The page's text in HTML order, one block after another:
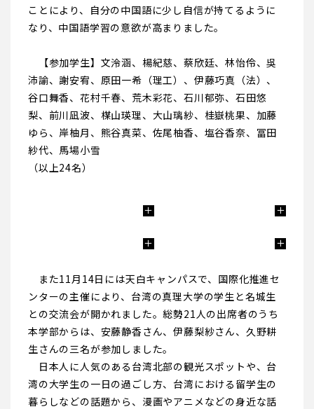
ことにより、自分の中国語に少し自信が持てるように
なり、中国語学習の意欲が高まりました。
【参加学生】文泠涵、楊紀慈、蔡欣廷、林怡伶、吳
沛諭、謝安宥、原田一希（理工）、伊藤巧真（法）、
谷口舞香、花村千春、荒木彩花、石川郁弥、石田悠
梨、前川凪波、楳山瑛理、大山璃紗、桂嶽桃果、加藤
ゆら、岸柚月、熊谷真菜、佐尾柚香、塩谷香奈、冨田
紗代、馬場小雪
（以上24名）
また11月14日には天白キャンパスで、国際化推進セ
ンターの主催により、台湾の真理大学の学生と名城生
との交流会が開かれました。総勢21人の出席者のうち
本学部からは、安藤静香さん、伊藤梨紗さん、久野耕
生さんの三名が参加しました。
日本人に人気のある台湾北部の観光スポットや、台
湾の大学生の一日の過ごし方、台湾における留学生の
暮らしなどの話題から、漫画やアニメなどの身近な話